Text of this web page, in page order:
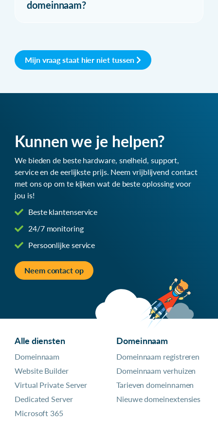
domeinnaam?
Mijn vraag staat hier niet tussen
Kunnen we je helpen?
We bieden de beste hardware, snelheid, support,
service en de eerlijkste prijs. Neem vrijblijvend contact
met ons op om te kijken wat de beste oplossing voor
jou is!
Beste klantenservice
24/7 monitoring
Persoonlijke service
Neem contact op
Alle diensten
Domeinnaam
Website Builder
Virtual Private Server
Dedicated Server
Microsoft 365
Domeinnaam
Domeinnaam registreren
Domeinnaam verhuizen
Tarieven domeinnamen
Nieuwe domeinextensies